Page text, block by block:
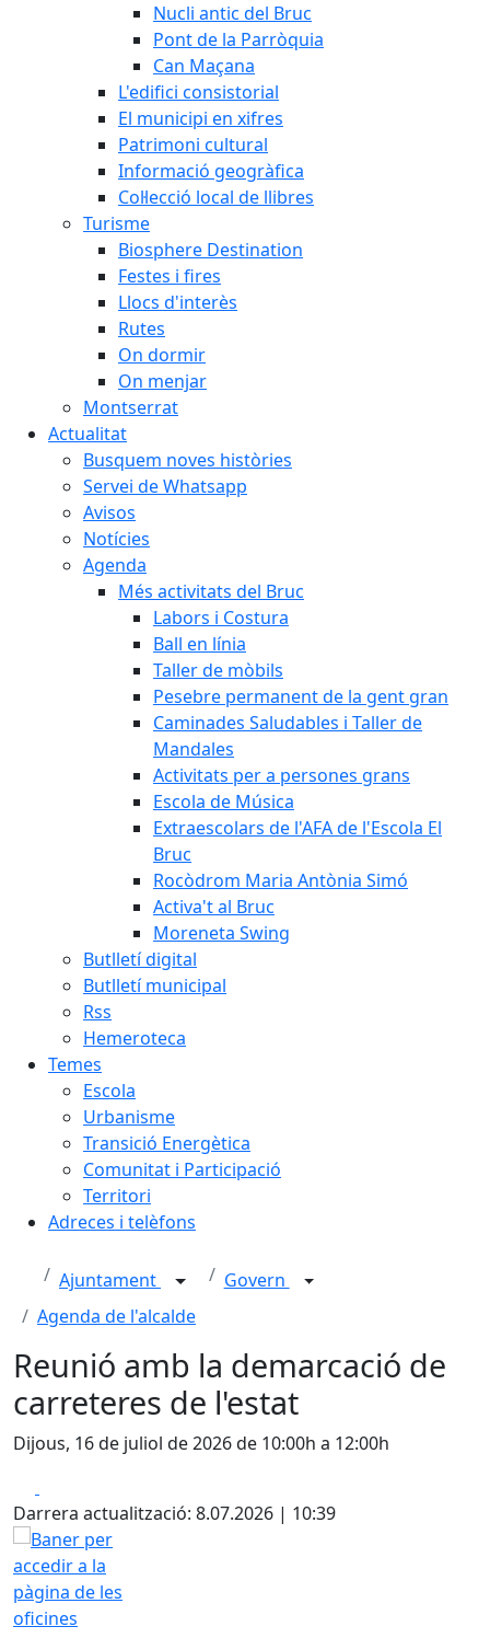
Nucli antic del Bruc
Pont de la Parròquia
Can Maçana
L'edifici consistorial
El municipi en xifres
Patrimoni cultural
Informació geogràfica
Col·lecció local de llibres
Turisme
Biosphere Destination
Festes i fires
Llocs d'interès
Rutes
On dormir
On menjar
Montserrat
Actualitat
Busquem noves històries
Servei de Whatsapp
Avisos
Notícies
Agenda
Més activitats del Bruc
Labors i Costura
Ball en línia
Taller de mòbils
Pesebre permanent de la gent gran
Caminades Saludables i Taller de
Mandales
Activitats per a persones grans
Escola de Música
Extraescolars de l'AFA de l'Escola El
Bruc
Rocòdrom Maria Antònia Simó
Activa't al Bruc
Moreneta Swing
Butlletí digital
Butlletí municipal
Rss
Hemeroteca
Temes
Escola
Urbanisme
Transició Energètica
Comunitat i Participació
Territori
Adreces i telèfons
Ajuntament
Govern
Agenda de l'alcalde
Reunió amb la demarcació de
carreteres de l'estat
Dijous, 16 de juliol de 2026 de 10:00h a 12:00h
Darrera actualització: 8.07.2026 | 10:39